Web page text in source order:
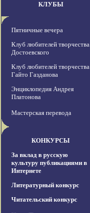
КЛУБЫ
Пятничные вечера
Клуб любителей творчества
Достоевского
Клуб любителей творчества
Гайто Газданова
Энциклопедия Андрея
Платонова
Мастерская перевода
КОНКУРСЫ
За вклад в русскую
культуру публикациями в
Интернете
Литературный конкурс
Читательский конкурс